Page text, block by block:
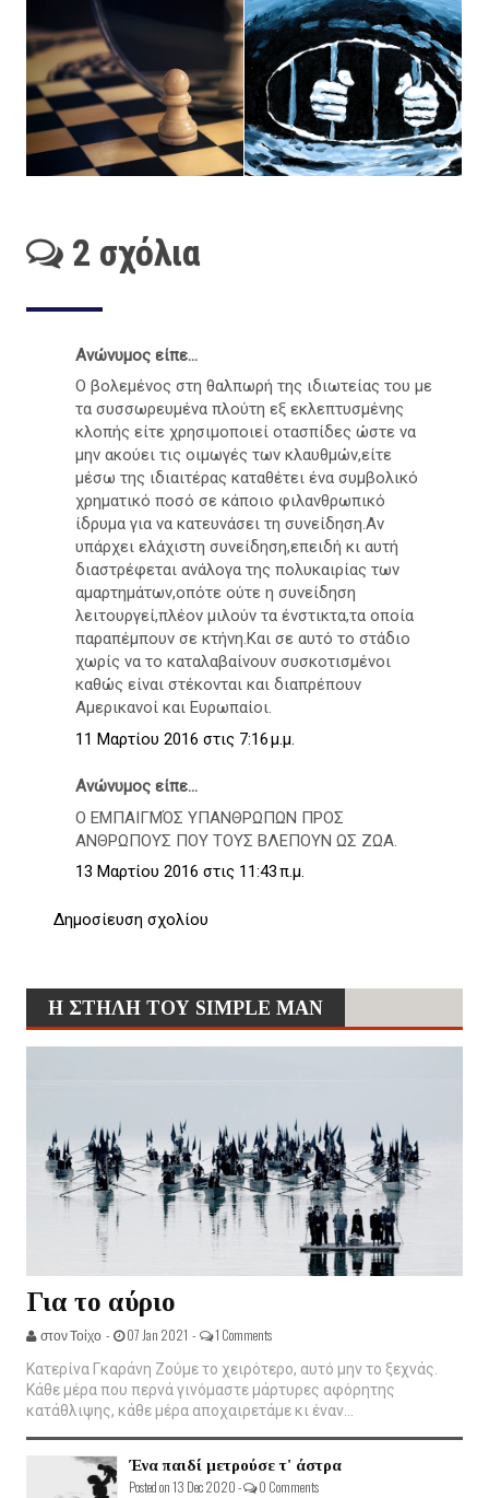
2 σχόλια
Ανώνυμος είπε...
Ο βολεμένος στη θαλπωρή της ιδιωτείας του με
τα συσσωρευμένα πλούτη εξ εκλεπτυσμένης
κλοπής είτε χρησιμοποιεί οτασπίδες ώστε να
μην ακούει τις οιμωγές των κλαυθμών,είτε
μέσω της ιδιαιτέρας καταθέτει ένα συμβολικό
χρηματικό ποσό σε κάποιο φιλανθρωπικό
ίδρυμα για να κατευνάσει τη συνείδηση.Αν
υπάρχει ελάχιστη συνείδηση,επειδή κι αυτή
διαστρέφεται ανάλογα της πολυκαιρίας των
αμαρτημάτων,οπότε ούτε η συνείδηση
λειτουργεί,πλέον μιλούν τα ένστικτα,τα οποία
παραπέμπουν σε κτήνη.Και σε αυτό το στάδιο
χωρίς να το καταλαβαίνουν συσκοτισμένοι
καθώς είναι στέκονται και διαπρέπουν
Αμερικανοί και Ευρωπαίοι.
11 Μαρτίου 2016 στις 7:16 μ.μ.
Ανώνυμος είπε...
Ο ΕΜΠΑΙΓΜΌΣ ΥΠΑΝΘΡΩΠΩΝ ΠΡΟΣ
ΑΝΘΡΩΠΟΥΣ ΠΟΥ ΤΟΥΣ ΒΛΕΠΟΥΝ ΩΣ ΖΩΑ.
13 Μαρτίου 2016 στις 11:43 π.μ.
Δημοσίευση σχολίου
Η ΣΤΗΛΗ ΤΟΥ SIMPLE MAN
Για το αύριο
στον Τοίχο - 07 Jan 2021 - 1 Comments
Κατερίνα Γκαράνη Ζούμε το χειρότερο, αυτό μην το ξεχνάς.
Κάθε μέρα που περνά γινόμαστε μάρτυρες αφόρητης
κατάθλιψης, κάθε μέρα αποχαιρετάμε κι έναν...
Ένα παιδί μετρούσε τ' άστρα
Posted on 13 Dec 2020 - 0 Comments